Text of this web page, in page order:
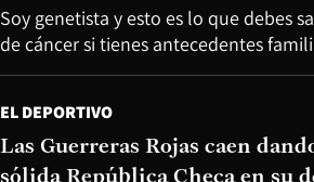
Soy genetista y esto es lo que debes
de cáncer si tienes antecedentes
EL DEPORTIVO
Las Guerreras Rojas caen